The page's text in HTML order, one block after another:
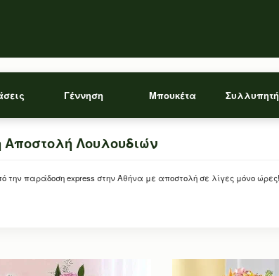
Γέννηση Μπουκέτα
Λουλουδιών
παράδοση express στην Αθήνα με αποστολή σε λίγες μόνο